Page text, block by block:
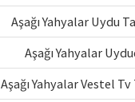
Aşağı Yahyalar Uydu
Aşağı Yahyalar
Aşağı Yahyalar Vestel